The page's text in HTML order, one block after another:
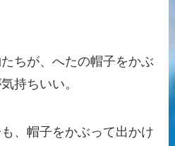
ちが、へたの帽子をかぶ
持ちいい。
、帽子をかぶって出かけ